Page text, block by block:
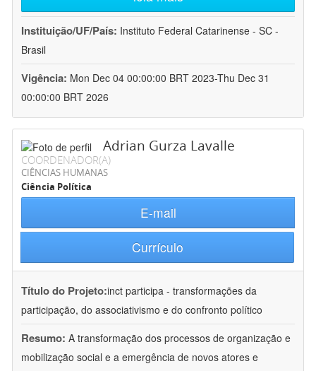
Instituição/UF/País: Instituto Federal Catarinense - SC -
Brasil
Vigência: Mon Dec 04 00:00:00 BRT 2023-Thu Dec 31
00:00:00 BRT 2026
Adrian Gurza Lavalle
COORDENADOR(A)
CIÊNCIAS HUMANAS
Ciência Política
E-mail
Currículo
Título do Projeto:inct participa - transformações da
participação, do associativismo e do confronto político
Resumo: A transformação dos processos de organização e
mobilização social e a emergência de novos atores e